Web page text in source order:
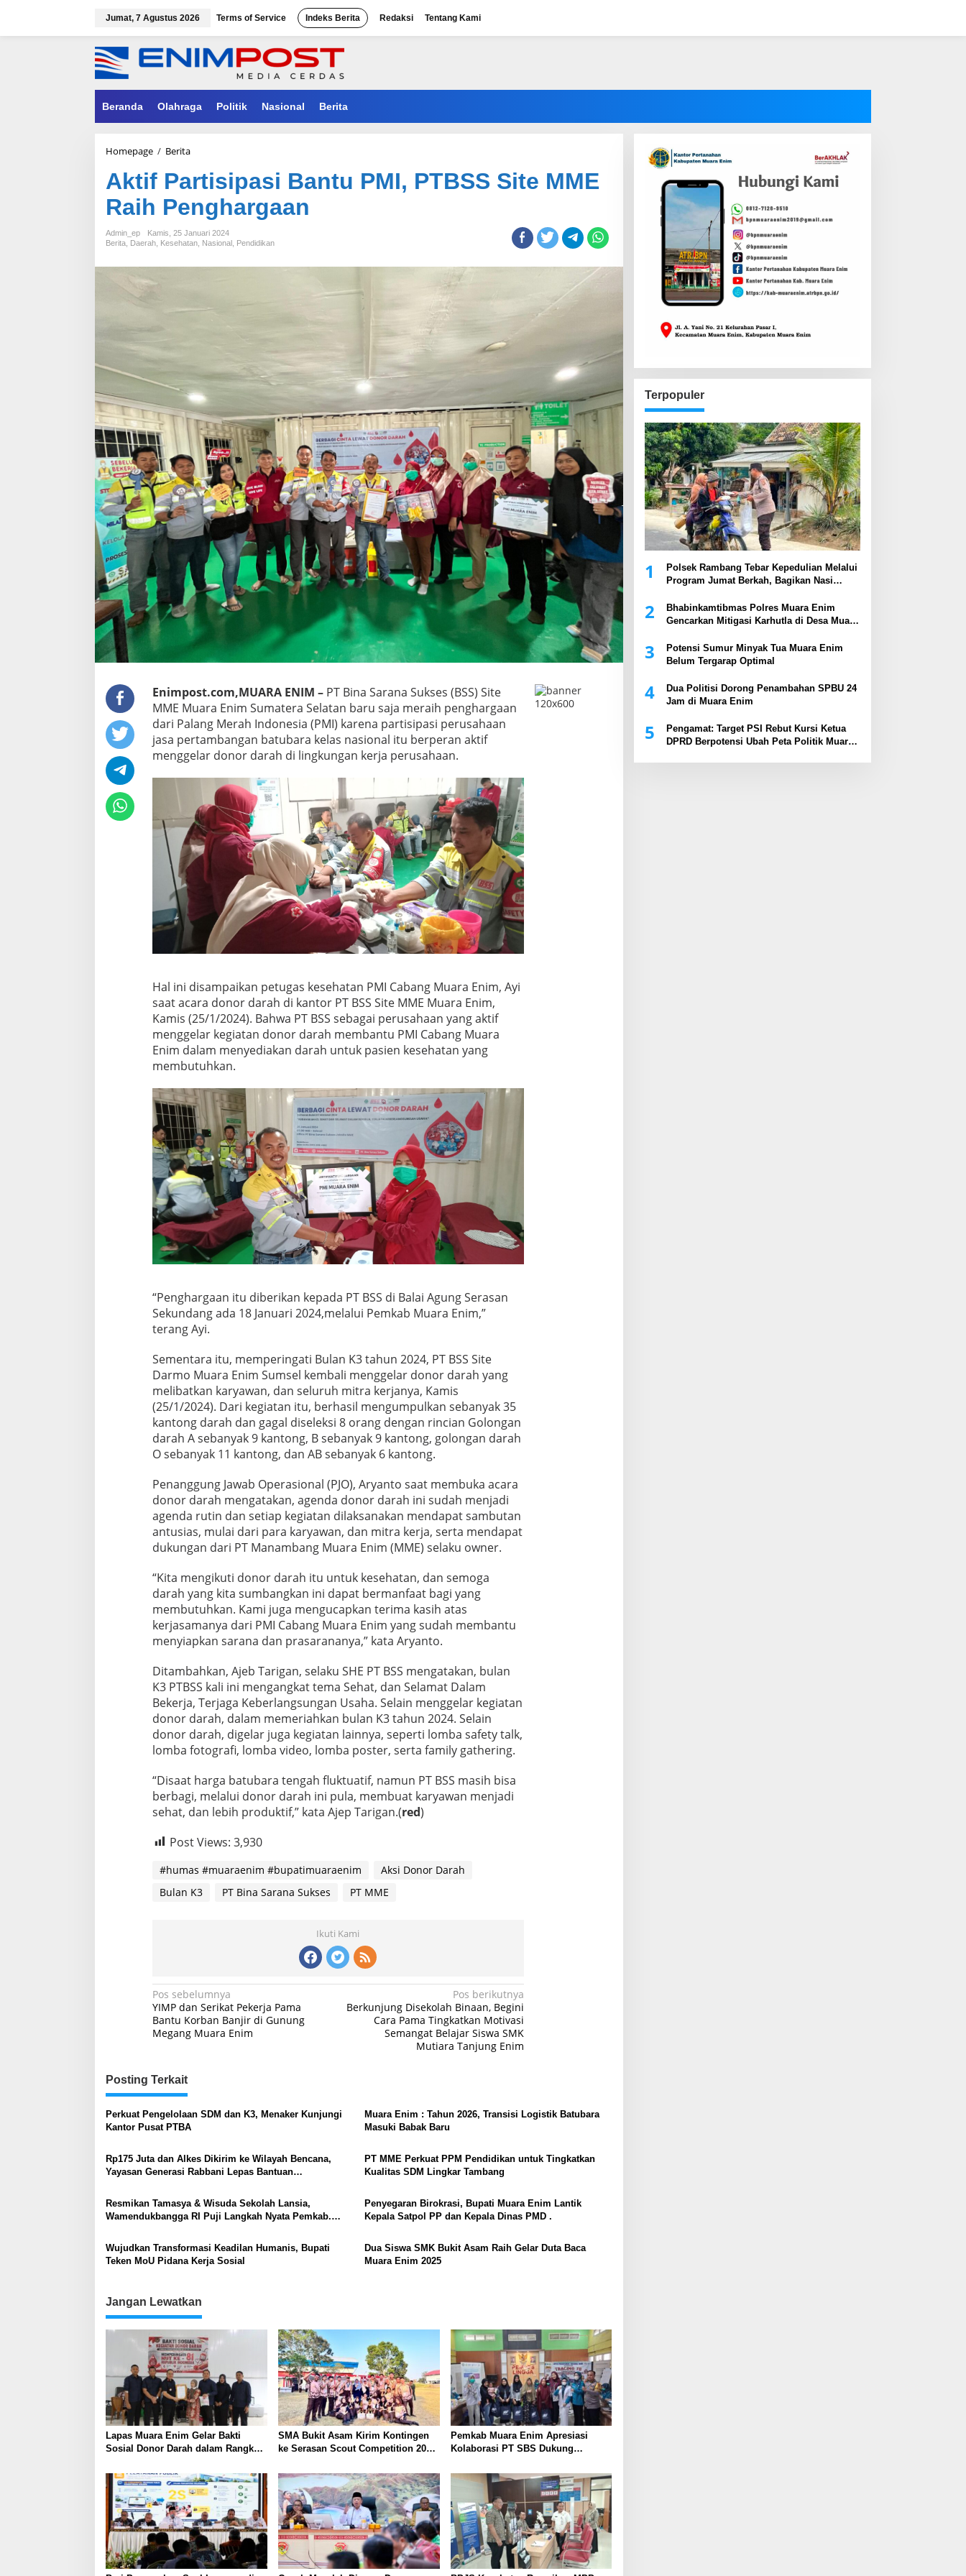
Jumat, 7 Agustus 2026 Terms of Service Indeks Berita Redaksi Tentang Kami
Beranda Olahraga Politik Nasional Berita
Homepage / BeritaAktif
Bantu
PMI,
PTBSS
Site
MME
Raih
Aktif Partisipasi Bantu PMI, PTBSS Site MME
Raih Penghargaan
Admin_ep
Kamis, 25 Januari 2024
Berita Daerah Kesehatan Nasional Pendidikan
Enimpost.com,MUARA ENIM –PT Bina Sarana Sukses (BSS) Site
MME Muara Enim Sumatera Selatan baru saja meraih penghargaan
dari Palang Merah Indonesia (PMI) karena partisipasi perusahaan
jasa pertambangan batubara kelas nasional itu berperan aktif
menggelar donor darah di lingkungan kerja perusahaan.
Hal ini disampaikan petugas kesehatan PMI Cabang Muara Enim, Ayi
saat acara donor darah di kantor PT BSS Site MME Muara Enim,
Kamis (25/1/2024). Bahwa PT BSS sebagai perusahaan yang aktif
menggelar kegiatan donor darah membantu PMI Cabang Muara
Enim dalam menyediakan darah untuk pasien kesehatan yang
membutuhkan.
“Penghargaan itu diberikan kepada PT BSS di Balai Agung Serasan
Sekundang ada 18 Januari 2024,melalui Pemkab Muara Enim,”
terang Ayi.
Sementara itu, memperingati Bulan K3 tahun 2024, PT BSS Site
Darmo Muara Enim Sumsel kembali menggelar donor darah yang
melibatkan karyawan, dan seluruh mitra kerjanya, Kamis
(25/1/2024). Dari kegiatan itu, berhasil mengumpulkan sebanyak 35
kantong darah dan gagal diseleksi 8 orang dengan rincian Golongan
darah A sebanyak 9 kantong, B sebanyak 9 kantong, golongan darah
O sebanyak 11 kantong, dan AB sebanyak 6 kantong.
Penanggung Jawab Operasional (PJO), Aryanto saat membuka acara
donor darah mengatakan, agenda donor darah ini sudah menjadi
agenda rutin dan setiap kegiatan dilaksanakan mendapat sambutan
antusias, mulai dari para karyawan, dan mitra kerja, serta mendapat
dukungan dari PT Manambang Muara Enim (MME) selaku owner.
“Kita mengikuti donor darah itu untuk kesehatan, dan semoga
darah yang kita sumbangkan ini dapat bermanfaat bagi yang
membutuhkan. Kami juga mengucapkan terima kasih atas
kerjasamanya dari PMI Cabang Muara Enim yang sudah membantu
menyiapkan sarana dan prasarananya,” kata Aryanto.
Ditambahkan, Ajeb Tarigan, selaku SHE PT BSS mengatakan, bulan
K3 PTBSS kali ini mengangkat tema Sehat, dan Selamat Dalam
Bekerja, Terjaga Keberlangsungan Usaha. Selain menggelar kegiatan
donor darah, dalam memeriahkan bulan K3 tahun 2024. Selain
donor darah, digelar juga kegiatan lainnya, seperti lomba safety talk,
lomba fotografi, lomba video, lomba poster, serta family gathering.
“Disaat harga batubara tengah fluktuatif, namun PT BSS masih bisa
berbagi, melalui donor darah ini pula, membuat karyawan menjadi
sehat, dan lebih produktif,” kata Ajep Tarigan.(red)
Post Views: 3,930
#humas #muaraenim #bupatimuaraenim
Aksi Donor Darah
Bulan K3
PT Bina Sarana Sukses PT MME
Ikuti Kami
Navigasi
pos
Pos sebelumnya
YIMP dan Serikat Pekerja Pama
Bantu Korban Banjir di Gunung
Megang Muara Enim
Pos berikutnya
Berkunjung Disekolah Binaan, Begini
Cara Pama Tingkatkan Motivasi
Semangat Belajar Siswa SMK
Mutiara Tanjung Enim
Posting Terkait
Perkuat Pengelolaan SDM dan K3, Menaker Kunjungi
Kantor Pusat PTBA
Muara Enim : Tahun 2026, Transisi Logistik Batubara
Masuki Babak Baru
Rp175 Juta dan Alkes Dikirim ke Wilayah Bencana,
Yayasan Generasi Rabbani Lepas Bantuan
PT MME Perkuat PPM Pendidikan untuk Tingkatkan
Kualitas SDM Lingkar Tambang
Resmikan Tamasya & Wisuda Sekolah Lansia,
Wamendukbangga RI Puji Langkah Nyata Pemkab.
Penyegaran Birokrasi, Bupati Muara Enim Lantik
Kepala Satpol PP dan Kepala Dinas PMD .
Wujudkan Transformasi Keadilan Humanis, Bupati
Teken MoU Pidana Kerja Sosial
Dua Siswa SMK Bukit Asam Raih Gelar Duta Baca
Muara Enim 2025
Jangan Lewatkan
Lapas Muara Enim Gelar Bakti
Sosial Donor Darah dalam Rangka
Indonesia
SMA Bukit Asam Kirim Kontingen
ke Serasan Scout Competition 2026,
Kepemimpinan Siswa
Pemkab Muara Enim Apresiasi
Kolaborasi PT SBS Dukung
Tambang
Terpopuler
1
Polsek Rambang Tebar Kepedulian Melalui
Program Jumat Berkah, Bagikan Nasi
2
Bhabinkamtibmas Polres Muara Enim
Gencarkan Mitigasi Karhutla di Desa Muara
3
Potensi Sumur Minyak Tua Muara Enim
Belum Tergarap Optimal
4
Dua Politisi Dorong Penambahan SPBU 24
Jam di Muara Enim
5
Pengamat: Target PSI Rebut Kursi Ketua
DPRD Berpotensi Ubah Peta Politik Muara